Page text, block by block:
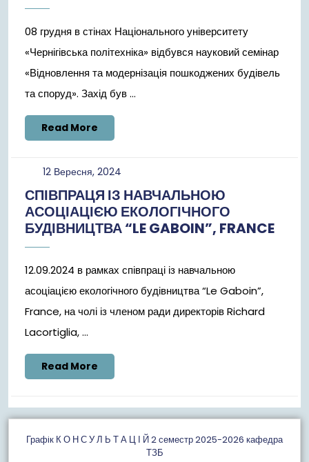
08 грудня в стінах Національного університету
«Чернігівська політехніка» відбувся науковий семінар
«Відновлення та модернізація пошкоджених будівель
та споруд». Захід був ...
Read More
More
12 Вересня, 2024
2024
СПІВПРАЦЯ ІЗ НАВЧАЛЬНОЮ
АСОЦІАЦІЄЮ ЕКОЛОГІЧНОГО
БУДІВНИЦТВА “LE GABOIN”, FRANCE
12.09.2024 в рамках співпраці із навчальною
асоціацією екологічного будівництва “Le Gaboin”,
France, на чолі із членом ради директорів Richard
Lacortiglia, ...
Read More
More
Графiк К О Н С У Л Ь Т А Ц І Й 2 семестр 2025-2026 кафедра
ТЗБ